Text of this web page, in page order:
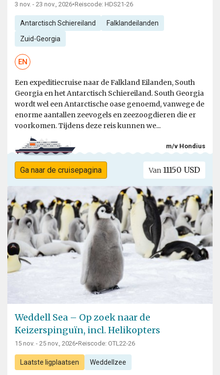
3 nov. - 23 nov., 2026•Reiscode: HDS21-26
Antarctisch Schiereiland Falklandeilanden
Zuid-Georgia
EN
Een expeditiecruise naar de Falkland Eilanden, South
Georgia en het Antarctisch Schiereiland. South Georgia
wordt wel een Antarctische oase genoemd, vanwege de
enorme aantallen zeevogels en zeezoogdieren die er
voorkomen. Tijdens deze reis kunnen we...
m/v Hondius
Ga naar de cruisepagina Van 11150 USD
Weddell Sea – Op zoek naar de
Keizerspinguïn, incl. Helikopters
15 nov. - 25 nov., 2026•Reiscode: OTL22-26
Laatste ligplaatsen Weddellzee